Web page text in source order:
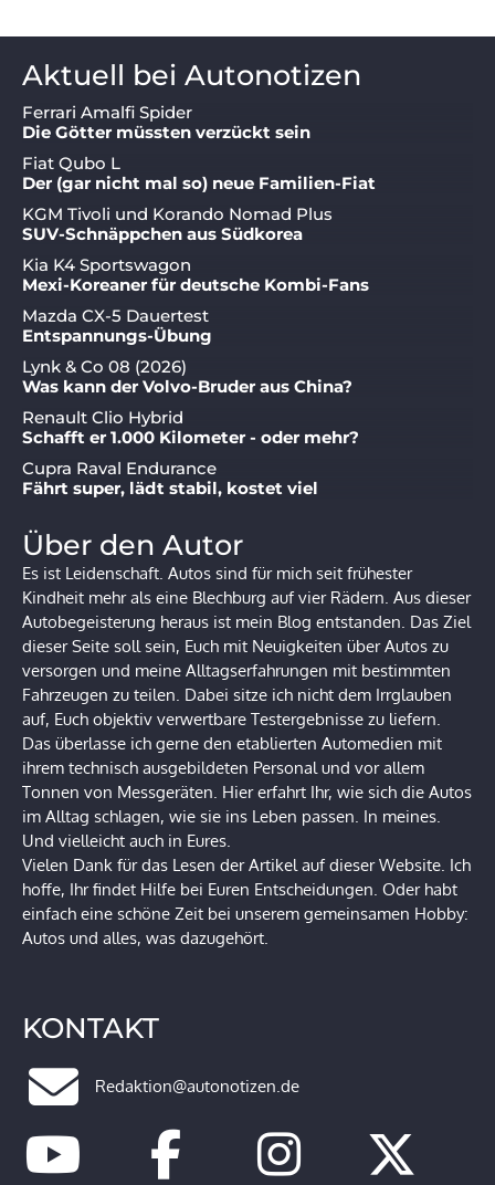
Aktuell bei Autonotizen
Ferrari Amalfi Spider
Die Götter müssten verzückt sein
Fiat Qubo L
Der (gar nicht mal so) neue Familien-Fiat
KGM Tivoli und Korando Nomad Plus
SUV-Schnäppchen aus Südkorea
Kia K4 Sportswagon
Mexi-Koreaner für deutsche Kombi-Fans
Mazda CX-5 Dauertest
Entspannungs-Übung
Lynk & Co 08 (2026)
Was kann der Volvo-Bruder aus China?
Renault Clio Hybrid
Schafft er 1.000 Kilometer - oder mehr?
Cupra Raval Endurance
Fährt super, lädt stabil, kostet viel
Über den Autor
Es ist Leidenschaft. Autos sind für mich seit frühester
Kindheit mehr als eine Blechburg auf vier Rädern. Aus dieser
Autobegeisterung heraus ist mein Blog entstanden. Das Ziel
dieser Seite soll sein, Euch mit Neuigkeiten über Autos zu
versorgen und meine Alltagserfahrungen mit bestimmten
Fahrzeugen zu teilen. Dabei sitze ich nicht dem Irrglauben
auf, Euch objektiv verwertbare Testergebnisse zu liefern.
Das überlasse ich gerne den etablierten Automedien mit
ihrem technisch ausgebildeten Personal und vor allem
Tonnen von Messgeräten. Hier erfahrt Ihr, wie sich die Autos
im Alltag schlagen, wie sie ins Leben passen. In meines.
Und vielleicht auch in Eures.
Vielen Dank für das Lesen der Artikel auf dieser Website. Ich
hoffe, Ihr findet Hilfe bei Euren Entscheidungen. Oder habt
einfach eine schöne Zeit bei unserem gemeinsamen Hobby:
Autos und alles, was dazugehört.
KONTAKT
Redaktion@autonotizen.de